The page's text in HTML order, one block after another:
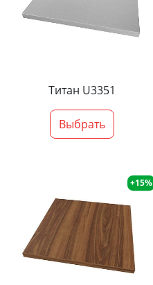
Титан U3351
Выбрать
+15%